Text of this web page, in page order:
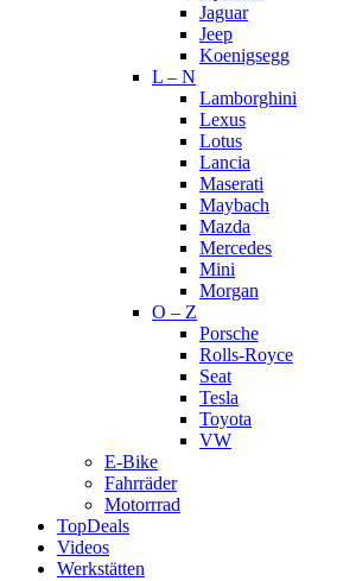
Jaguar
Jeep
Koenigsegg
L – N
Lamborghini
Lexus
Lotus
Lancia
Maserati
Maybach
Mazda
Mercedes
Mini
Morgan
O – Z
Porsche
Rolls-Royce
Seat
Tesla
Toyota
VW
E-Bike
Fahrräder
Motorrrad
TopDeals
Videos
Werkstätten